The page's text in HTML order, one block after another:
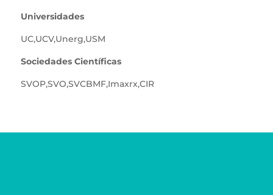
Universidades
UC,UCV,Unerg,USM
Sociedades Científicas
SVOP,SVO,SVCBMF,Imaxrx,CIR